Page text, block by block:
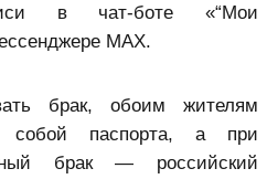
в чат-боте «“Мои
MAX.
брак, обоим жителям
собой паспорта, а при
брак — российский